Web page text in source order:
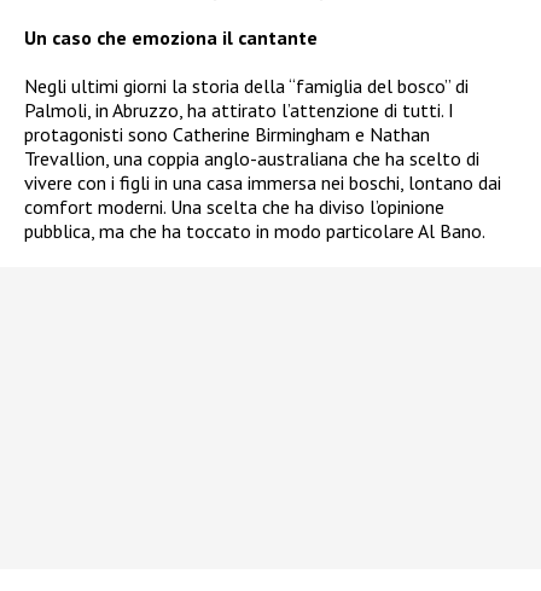
Un caso che emoziona il cantante
Negli ultimi giorni la storia della “famiglia del bosco” di
Palmoli, in Abruzzo, ha attirato l’attenzione di tutti. I
protagonisti sono Catherine Birmingham e Nathan
Trevallion, una coppia anglo-australiana che ha scelto di
vivere con i figli in una casa immersa nei boschi, lontano dai
comfort moderni. Una scelta che ha diviso l’opinione
pubblica, ma che ha toccato in modo particolare Al Bano.